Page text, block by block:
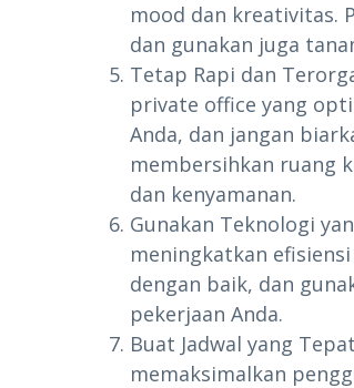
mood dan kreativitas.
dan gunakan juga
Tetap Rapi dan
private office yang
Anda, dan jangan
membersihkan ruang
dan kenyamanan.
Gunakan Teknologi
meningkatkan
dengan baik, dan
pekerjaan Anda.
Buat Jadwal yang
memaksimalkan